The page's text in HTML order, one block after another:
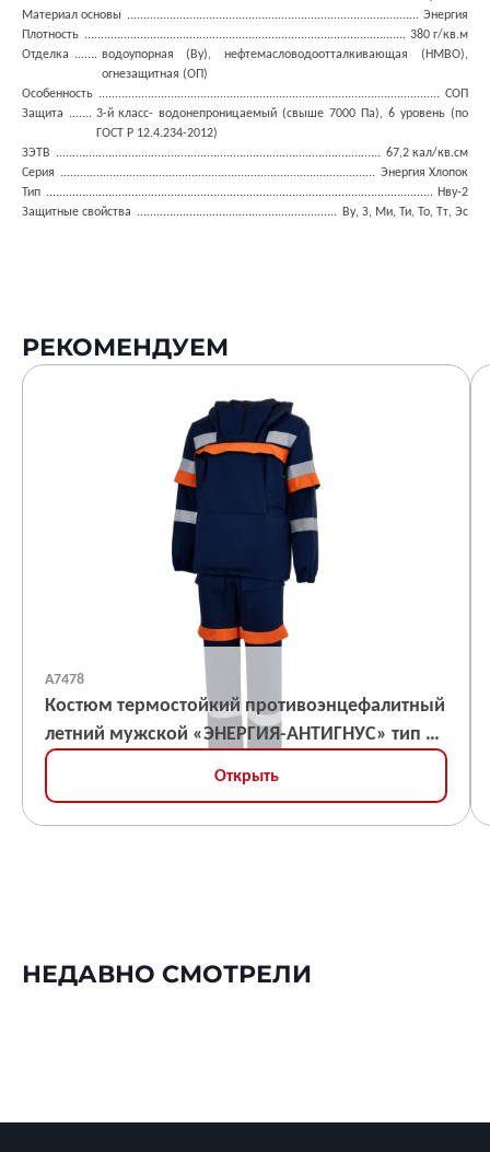
Материал основы
Энергия
Плотность
380 г/кв.м
Отделка
водоупорная (Ву), нефтемасловодоотталкивающая (НМВО),
огнезащитная (ОП)
Особенность
СОП
Защита
3-й класс- водонепроницаемый (свыше 7000 Па), 6 уровень (по
ГОСТ Р 12.4.234-2012)
ЗЭТВ
67,2 кал/кв.см
Серия
Энергия Хлопок
Тип
Нву-2
Защитные свойства
Ву, З, Ми, Ти, То, Тт, Эс
РЕКОМЕНДУЕМ
А7478
Костюм термостойкий противоэнцефалитный
летний мужской «ЭНЕРГИЯ-АНТИГНУС» тип Б
(куртка, брюки), ЗЭТВ 38,2 кал/кв.см
Открыть
НЕДАВНО СМОТРЕЛИ